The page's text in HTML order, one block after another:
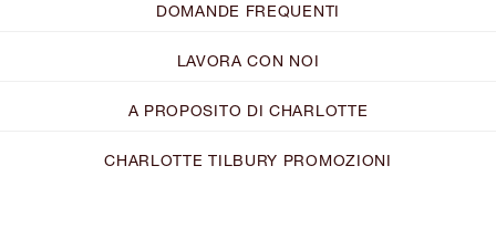
DOMANDE FREQUENTI
LAVORA CON NOI
A PROPOSITO DI CHARLOTTE
CHARLOTTE TILBURY PROMOZIONI